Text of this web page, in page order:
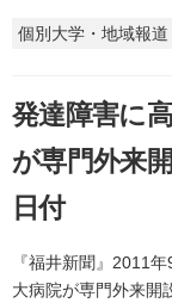
個別大学・地域報道
発達障害に
が専門外来
日付
『福井新聞』2011
大病院が専門外来